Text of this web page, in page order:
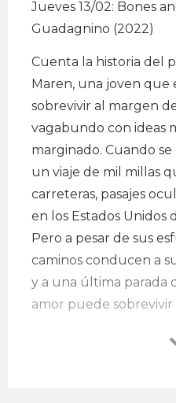
Jueves 13/02: Bones
Guadagnino (2022)
Cuenta la historia del
Maren, una joven que
sobrevivir al margen
vagabundo con ideas
marginado. Cuando
un viaje de mil millas
carreteras, pasajes
en los Estados Unidos
Pero a pesar de sus
caminos conducen a
y a una última parada
amor puede sobrevivir
Abrimos el espacio